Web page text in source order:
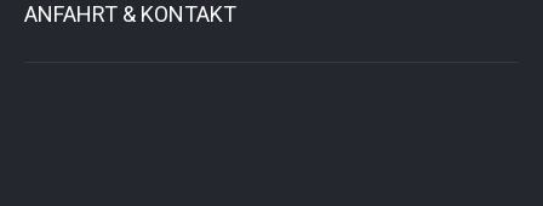
ANFAHRT & KONTAKT